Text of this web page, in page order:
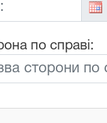
по справі: